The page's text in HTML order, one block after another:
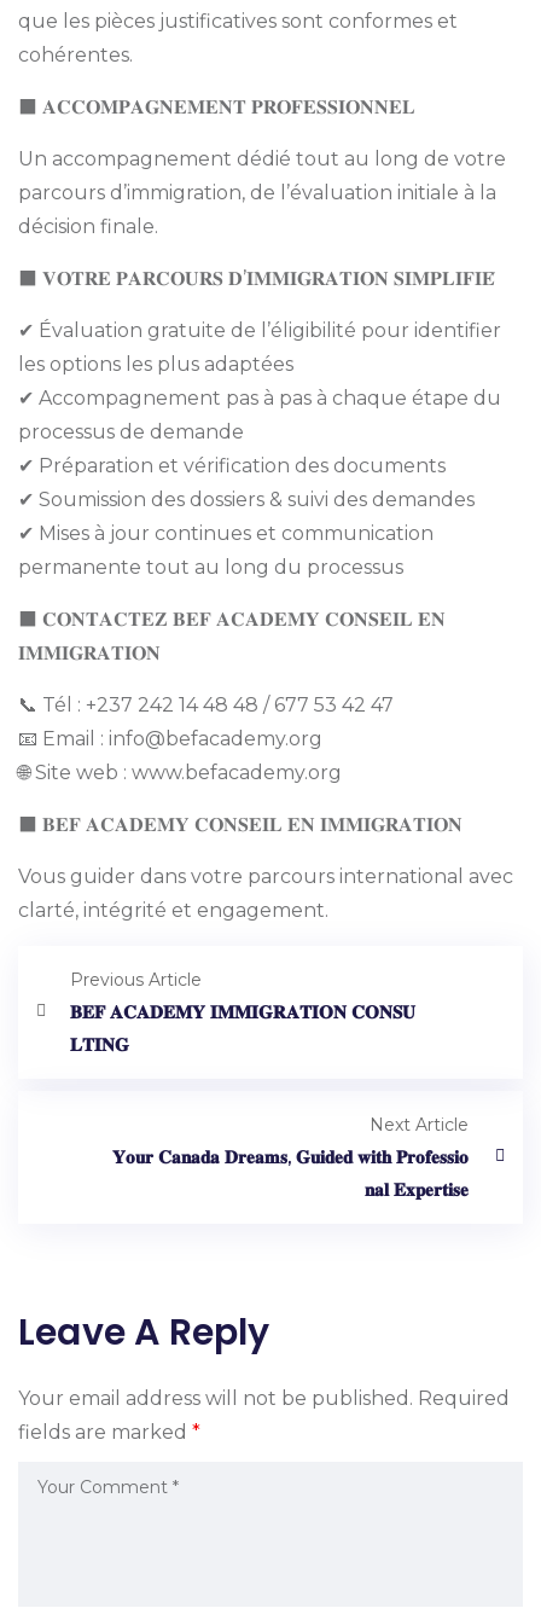
que les pièces justificatives sont conformes et
cohérentes.
⬛ 𝐀𝐂𝐂𝐎𝐌𝐏𝐀𝐆𝐍𝐄𝐌𝐄𝐍𝐓 𝐏𝐑𝐎𝐅𝐄𝐒𝐒𝐈𝐎𝐍𝐍𝐄𝐋
Un accompagnement dédié tout au long de votre
parcours d’immigration, de l’évaluation initiale à la
décision finale.
⬛ 𝐕𝐎𝐓𝐑𝐄 𝐏𝐀𝐑𝐂𝐎𝐔𝐑𝐒 𝐃’𝐈𝐌𝐌𝐈𝐆𝐑𝐀𝐓𝐈𝐎𝐍 𝐒𝐈𝐌𝐏𝐋𝐈𝐅𝐈𝐄́
✔ Évaluation gratuite de l’éligibilité pour identifier
les options les plus adaptées
✔ Accompagnement pas à pas à chaque étape du
processus de demande
✔ Préparation et vérification des documents
✔ Soumission des dossiers & suivi des demandes
✔ Mises à jour continues et communication
permanente tout au long du processus
⬛ 𝐂𝐎𝐍𝐓𝐀𝐂𝐓𝐄𝐙 𝐁𝐄𝐅 𝐀𝐂𝐀𝐃𝐄𝐌𝐘 𝐂𝐎𝐍𝐒𝐄𝐈𝐋 𝐄𝐍
𝐈𝐌𝐌𝐈𝐆𝐑𝐀𝐓𝐈𝐎𝐍
📞 Tél : +237 242 14 48 48 / 677 53 42 47
📧 Email : info@befacademy.org
🌐 Site web : www.befacademy.org
⬛ 𝐁𝐄𝐅 𝐀𝐂𝐀𝐃𝐄𝐌𝐘 𝐂𝐎𝐍𝐒𝐄𝐈𝐋 𝐄𝐍 𝐈𝐌𝐌𝐈𝐆𝐑𝐀𝐓𝐈𝐎𝐍
Vous guider dans votre parcours international avec
clarté, intégrité et engagement.
Previous Article
𝐁𝐄𝐅 𝐀𝐂𝐀𝐃𝐄𝐌𝐘 𝐈𝐌𝐌𝐈𝐆𝐑𝐀𝐓𝐈𝐎𝐍 𝐂𝐎𝐍𝐒𝐔
𝐋𝐓𝐈𝐍𝐆
Next Article
𝐘𝐨𝐮𝐫 𝐂𝐚𝐧𝐚𝐝𝐚 𝐃𝐫𝐞𝐚𝐦𝐬, 𝐆𝐮𝐢𝐝𝐞𝐝 𝐰𝐢𝐭𝐡 𝐏𝐫𝐨𝐟𝐞𝐬𝐬𝐢𝐨
𝐧𝐚𝐥 𝐄𝐱𝐩𝐞𝐫𝐭𝐢𝐬𝐞
Leave A Reply
Your email address will not be published. Required
fields are marked *